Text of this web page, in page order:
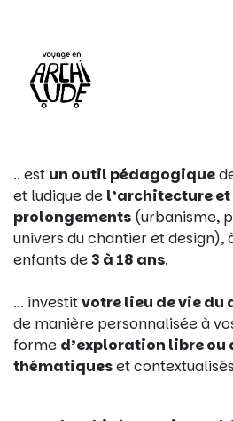
.. est un outil pédagogique
et ludique de l’architecture et
prolongements (urbanisme,
univers du chantier et design),
enfants de3 à 18 ans.
... investitvotre lieu de vie du
de manière personnalisée à
forme d’exploration libre ou
thématiqueset